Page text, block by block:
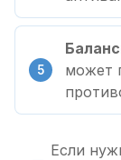
может
Если